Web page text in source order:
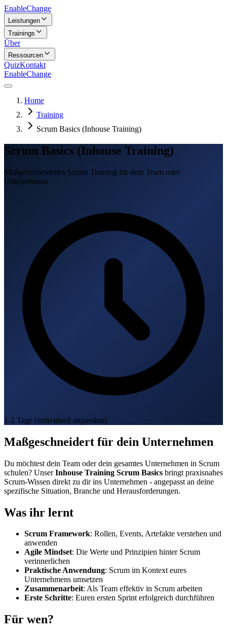
EnableChange
Leistungen
Trainings
Über
Ressourcen
QuizKontakt
EnableChange
Home
Training
Scrum Basics (Inhouse Training)
Scrum Basics (Inhouse Training)
Maßgeschneidertes Scrum Training für dein Team oder
Unternehmen
1-2 Tage (individuell anpassbar)
Maßgeschneidert für dein Unternehmen
Du möchtest dein Team oder dein gesamtes Unternehmen in Scrum
schulen? UnserInhouse Training Scrum Basics bringt praxisnahes
Scrum-Wissen direkt zu dir ins Unternehmen - angepasst an deine
spezifische Situation, Branche und Herausforderungen.
Was ihr lernt
Scrum Framework: Rollen, Events, Artefakte verstehen und
anwenden
Agile Mindset: Die Werte und Prinzipien hinter Scrum
verinnerlichen
Praktische Anwendung: Scrum im Kontext eures
Unternehmens umsetzen
Zusammenarbeit: Als Team effektiv in Scrum arbeiten
Erste Schritte: Euren ersten Sprint erfolgreich durchführen
Für wen?